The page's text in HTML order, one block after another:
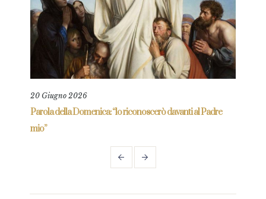
20 Giugno 2026
Parola della Domenica: “lo riconoscerò davanti al Padre
mio”